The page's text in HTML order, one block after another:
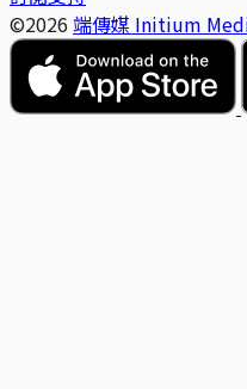
©2026 端傳媒 Initium